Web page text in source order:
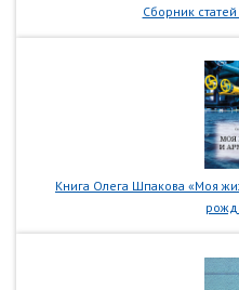
Сборник
Книга Олега Шпакова «Моя